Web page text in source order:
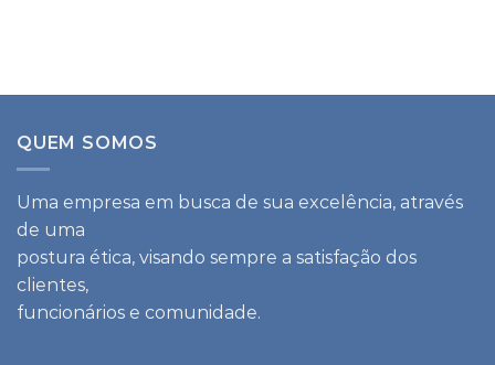
QUEM SOMOS
Uma empresa em busca de sua excelência, através
de uma
postura ética, visando sempre a satisfação dos
clientes,
funcionários e comunidade.